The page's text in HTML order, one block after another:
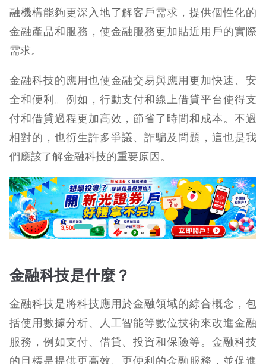
融機構能夠更深入地了解客戶需求，提供個性化的
金融產品和服務，使金融服務更加貼近用戶的實際
需求。
金融科技的應用也使金融交易與應用更加快速、安
全和便利。例如，行動支付和線上借貸平台使得支
付和借貸過程更加高效，節省了時間和成本。不過
相對的，也衍生許多爭議、詐騙及問題，這也是我
們應該了解金融科技的重要原因。
金融科技是什麼？
金融科技是將科技應用於金融領域的綜合概念，包
括使用數據分析、人工智能等數位技術來改進金融
服務，例如支付、借貸、投資和保險等。金融科技
的目標是提供更高效、更便利的金融服務，並促進